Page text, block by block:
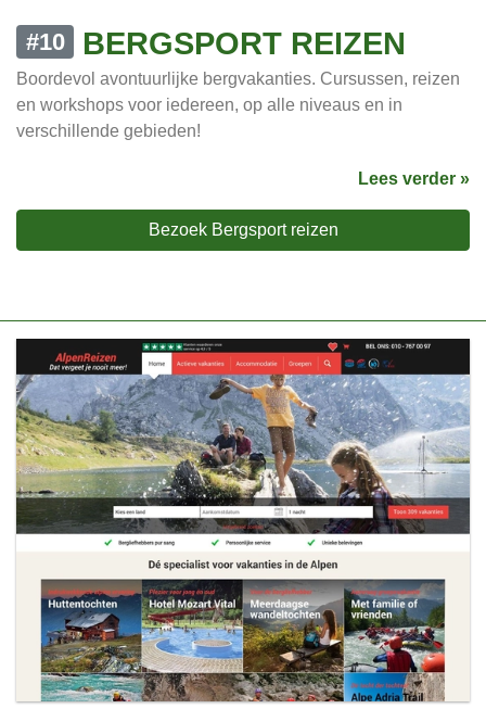
#10 BERGSPORT REIZEN
Boordevol avontuurlijke bergvakanties. Cursussen, reizen
en workshops voor iedereen, op alle niveaus en in
verschillende gebieden!
Lees verder »
Bezoek Bergsport reizen